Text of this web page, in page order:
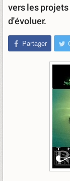
vers les
d'évoluer.
Partager